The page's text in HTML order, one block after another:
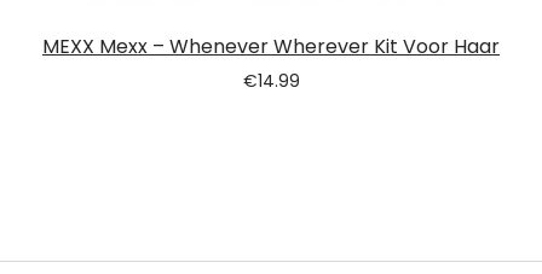
MEXX Mexx – Whenever Wherever Kit Voor Haar
€14.99